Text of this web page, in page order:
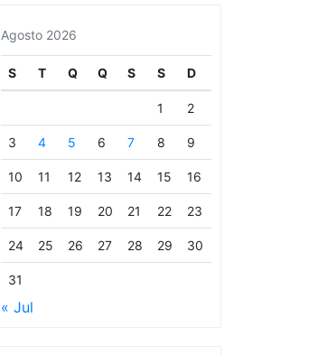
Agosto 2026
S T Q Q S S D
1 2
3 4 5 6 7 8 9
10 11 12 13 14 15 16
17 18 19 20 21 22 23
24 25 26 27 28 29 30
31
« Jul